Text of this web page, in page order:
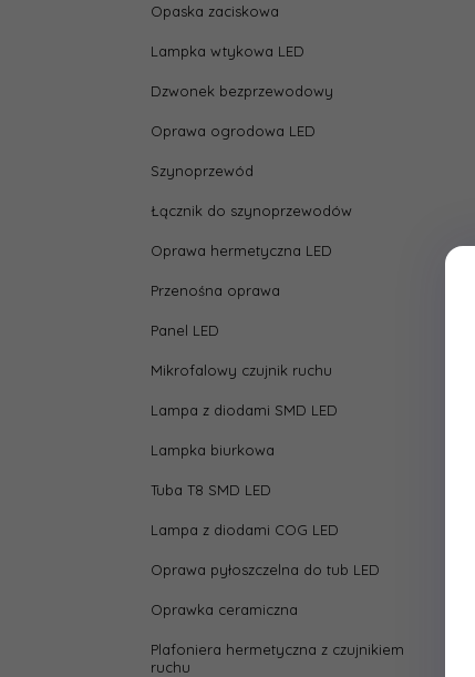
Opaska zaciskowa
Lampka wtykowa LED
Dzwonek bezprzewodowy
Oprawa ogrodowa LED
Szynoprzewód
Łącznik do szynoprzewodów
Oprawa hermetyczna LED
Przenośna oprawa
Panel LED
Mikrofalowy czujnik ruchu
Lampa z diodami SMD LED
Lampka biurkowa
Tuba T8 SMD LED
Lampa z diodami COG LED
Oprawa pyłoszczelna do tub LED
Oprawka ceramiczna
Plafoniera hermetyczna z czujnikiem
ruchu